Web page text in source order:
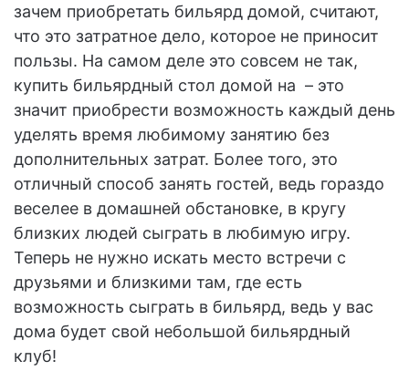
зачем приобретать бильярд домой, считают,
что это затратное дело, которое не приносит
пользы. На самом деле это совсем не так,
купить бильярдный стол домой на – это
значит приобрести возможность каждый день
уделять время любимому занятию без
дополнительных затрат. Более того, это
отличный способ занять гостей, ведь гораздо
веселее в домашней обстановке, в кругу
близких людей сыграть в любимую игру.
Теперь не нужно искать место встречи с
друзьями и близкими там, где есть
возможность сыграть в бильярд, ведь у вас
дома будет свой небольшой бильярдный
клуб!